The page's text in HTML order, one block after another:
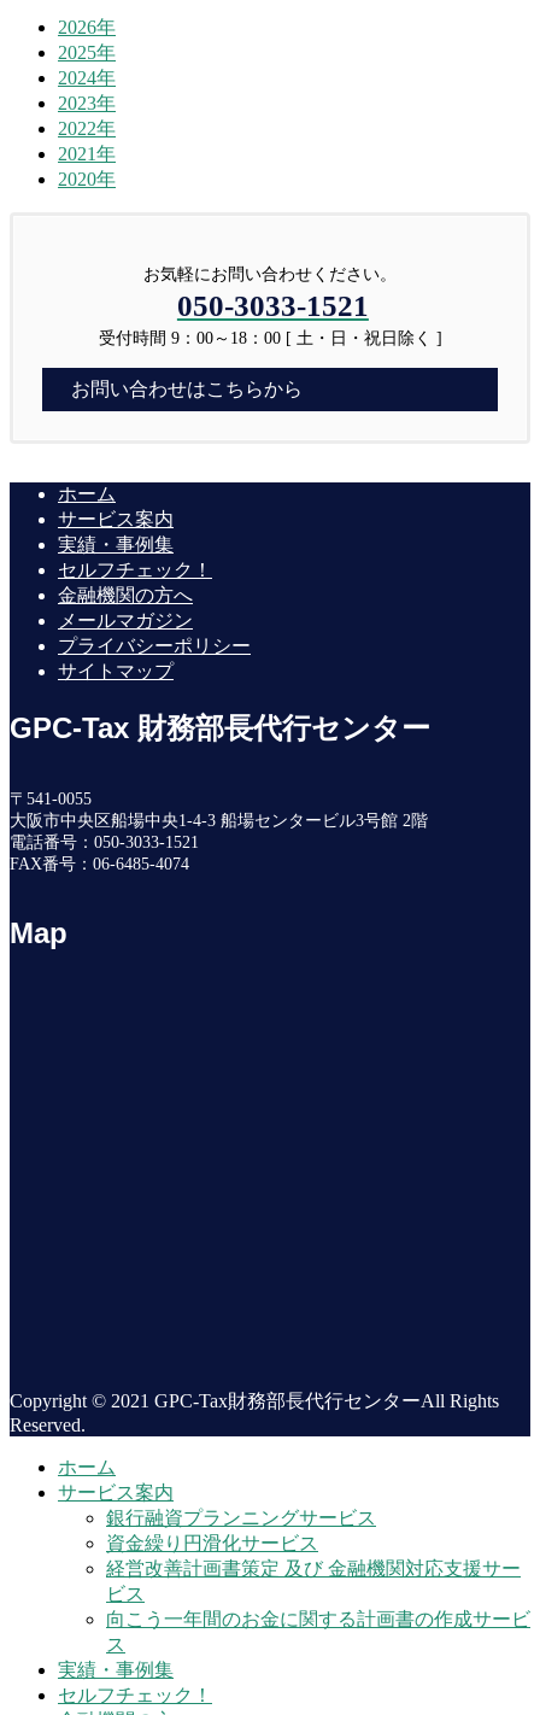
2026年
2025年
2024年
2023年
2022年
2021年
2020年
お気軽にお問い合わせください。
050-3033-1521
受付時間 9：00～18：00 [ 土・日・祝日除く ]
お問い合わせはこちらから
ホーム
サービス案内
実績・事例集
セルフチェック！
金融機関の方へ
メールマガジン
プライバシーポリシー
サイトマップ
GPC-Tax 財務部長代行センター
〒541-0055
大阪市中央区船場中央1-4-3 船場センタービル3号館 2階
電話番号：050-3033-1521
FAX番号：06-6485-4074
Map
Copyright © 2021 GPC-Tax財務部長代行センターAll Rights
Reserved.
ホーム
サービス案内
銀行融資プランニングサービス
資金繰り円滑化サービス
経営改善計画書策定 及び 金融機関対応支援サー
ビス
向こう一年間のお金に関する計画書の作成サービ
ス
実績・事例集
セルフチェック！